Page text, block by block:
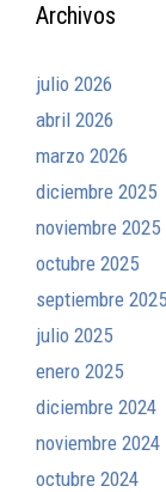
Archivos
julio 2026
abril 2026
marzo 2026
diciembre 2025
noviembre 2025
octubre 2025
septiembre 2025
julio 2025
enero 2025
diciembre 2024
noviembre 2024
octubre 2024